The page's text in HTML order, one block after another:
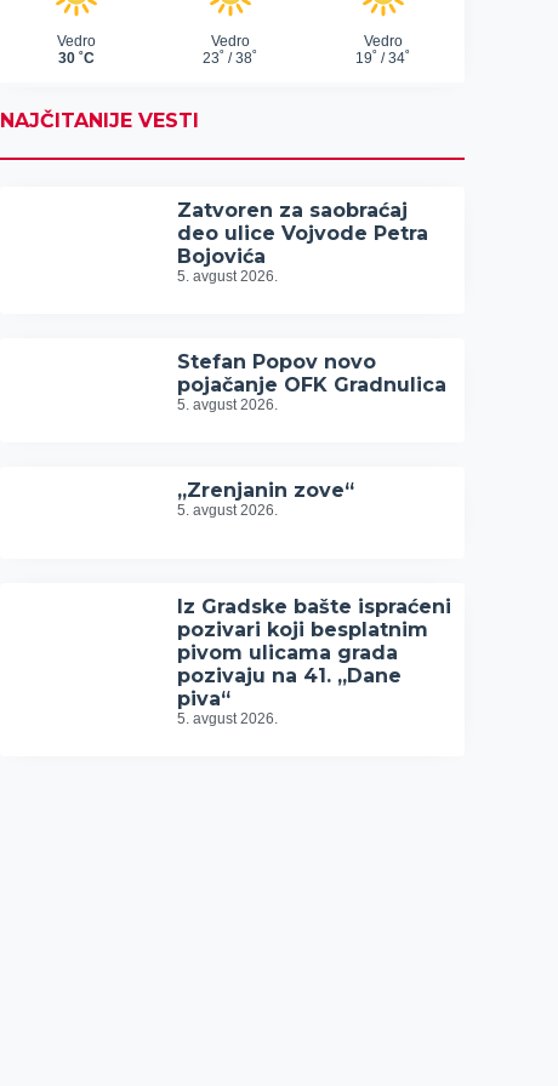
NAJČITANIJE VESTI
Zatvoren za saobraćaj
deo ulice Vojvode Petra
Bojovića
5. avgust 2026.
Stefan Popov novo
pojačanje OFK Gradnulica
5. avgust 2026.
„Zrenjanin zove“
5. avgust 2026.
Iz Gradske bašte ispraćeni
pozivari koji besplatnim
pivom ulicama grada
pozivaju na 41. „Dane
piva“
5. avgust 2026.